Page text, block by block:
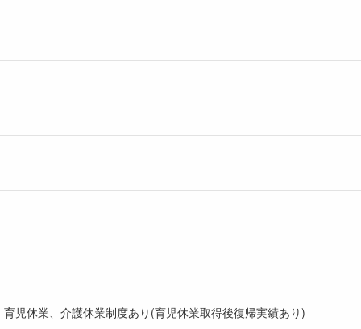
児休業、介護休業制度あり(育児休業取得後復帰実績あり)